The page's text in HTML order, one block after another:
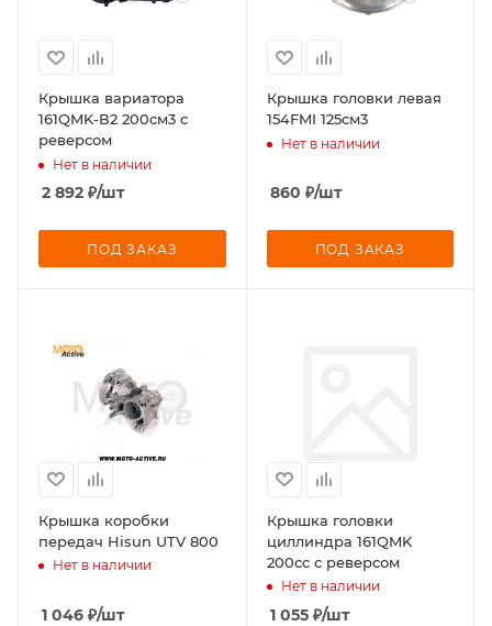
Крышка вариатора
161QMK-В2 200см3 с
реверсом
Нет в наличии
2 892 ₽/шт
ПОД ЗАКАЗ
Крышка головки левая
154FMI 125см3
Нет в наличии
860 ₽/шт
ПОД ЗАКАЗ
Крышка коробки
передач Hisun UTV 800
Нет в наличии
1 046 ₽/шт
Крышка головки
циллиндра 161QMK
200cc с реверсом
Нет в наличии
1 055₽/шт